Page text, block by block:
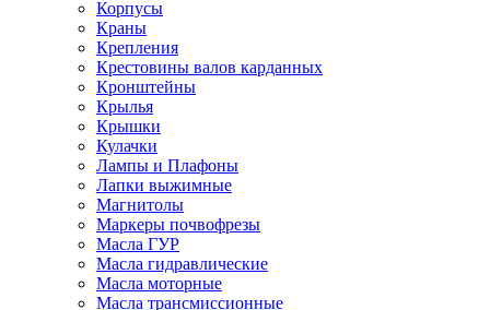
Корпусы
Краны
Крепления
Крестовины валов карданных
Кронштейны
Крылья
Крышки
Кулачки
Лампы и Плафоны
Лапки выжимные
Магнитолы
Маркеры почвофрезы
Масла ГУР
Масла гидравлические
Масла моторные
Масла трансмиссионные